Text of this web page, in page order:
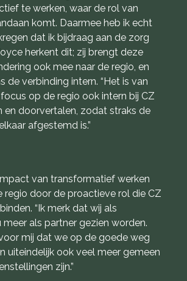
te werken, waar de rol van
komt. Daarmee heb ik echt
dat ik bijdraag aan de zorg
herkent dit; zij brengt deze
ook mee naar de regio, en
de verbinding intern. “Het is van
op de regio ook intern bij CZ
en doorvertalen, zodat straks de
afgestemd is.”
van transformatief werken
regio door de proactieve rol die CZ
“Ik merk dat wij als
meer als partner gezien worden.
mij dat we op de goede weg
uiteindelijk ook veel meer gemeen
zijn.”